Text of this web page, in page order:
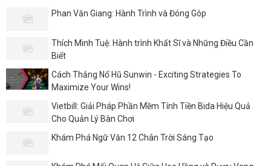
Phan Văn Giang: Hành Trình và Đóng Góp
Thích Minh Tuệ: Hành trình Khất Sĩ và Những Điều Cần
Biết
Cách Thắng Nổ Hũ Sunwin - Exciting Strategies To
Maximize Your Wins!
Vietbill: Giải Pháp Phần Mềm Tính Tiền Bida Hiệu Quả
Cho Quản Lý Bàn Chơi
Khám Phá Ngữ Văn 12 Chân Trời Sáng Tạo